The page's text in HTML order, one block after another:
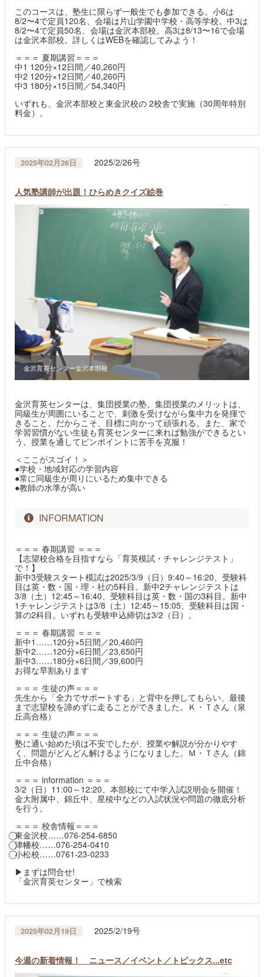
このコースは、塾生に限らず一般生でも参加できる。小6は
8/2〜4で定員120名、会場は片山学園中学校・高等学校。中3は
8/2〜4で定員50名、会場は金沢本部校。高3は8/13〜16で会場
は金沢本部校。詳しくはWEBを確認してみよう！
＝＝＝ 夏期講習＝＝＝
中1 120分×12日間／40,260円
中2 120分×12日間／40,260円
中3 180分×15日間／54,340円
いずれも、金沢本部校と東金沢校の 2校舎で実施（30周年特別
料金）。
2025年02月26日 2025/2/26号
人気塾講師が出題！ひらめきクイズ絵巻
金沢育英センター金沢本部校
金沢育英センターは、集団授業の塾。集団授業のメリットは、
同級生が周囲にいることで、刺激を受けながら集中力を発揮で
きること。だからこそ、目標に向かって頑張れる。また、家で
学習習慣がない生徒も育英センターに来れば勉強ができるとい
う。授業を通してピンポイントに苦手を克服！
＜ここがスゴイ！＞
●学校・地域対応の学習内容
●常に同級生が周りにいるため集中できる
●教師の水準が高い
INFORMATION
＝＝＝ 春期講習 ＝＝＝
【志望校合格を目指すなら「育英模試・チャレンジテスト」
で！】
新中3受験スタート模試は2025/3/9（日）9:40～16:20、受験科
目は英・数・国・理・社の5科目。新中2チャレンジテストは
3/8（土）12:45～16:40、受験科目は英・数・国の3科目。新中
1チャレンジテストは3/8（土）12:45～15:05、受験科目は国・
算の2科目。いずれも受験申込締切は3/2（日）。
＝＝＝ 春期講習 ＝＝＝
新中1……120分×5日間／20,460円
新中2……120分×6日間／23,650円
新中3……180分×6日間／39,600円
お得な早割あります
＝＝＝ 生徒の声＝＝＝
先生から「全力でサポートする」と背中を押してもらい、最後
まで志望校を諦めずに走ることができました。Ｋ・Ｔさん（泉
丘高合格）
＝＝＝ 生徒の声＝＝＝
塾に通い始めた頃は不安でしたが、授業や解説が分かりやす
く、問題がどんどん解けるようになりました。Ｍ・Ｔさん（錦
丘中合格）
＝＝＝ information ＝＝＝
3/2（日）11:00～12:20、本部校にて中学入試説明会を開催！
金大附属中、錦丘中、星稜中などの入試状況や問題の徹底分析
を行う。
＝＝＝ 校舎情報＝＝＝
⃝東金沢校……076-254-6850
⃝津幡校……076-254-0410
⃝小松校……0761-23-0233
▶まずは問合せ!
「金沢育英センター」で検索
2025年02月19日 2025/2/19号
今週の新着情報！ ニュース／イベント／トピックス...etc